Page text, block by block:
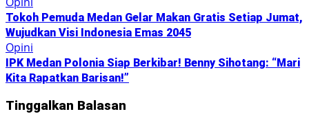
Tokoh Pemuda Medan Gelar Makan Gratis Setiap Jumat,
Wujudkan Visi Indonesia Emas 2045
Opini
IPK Medan Polonia Siap Berkibar! Benny Sihotang: “Mari
Kita Rapatkan Barisan!”
Tinggalkan Balasan